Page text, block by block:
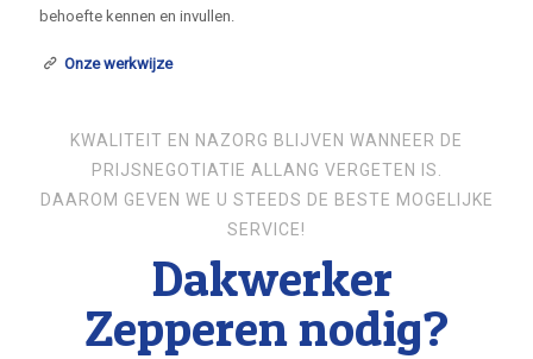
behoefte kennen en invullen.
Onze werkwijze
KWALITEIT EN NAZORG BLIJVEN WANNEER DE
PRIJSNEGOTIATIE ALLANG VERGETEN IS.
DAAROM GEVEN WE U STEEDS DE BESTE MOGELIJKE
SERVICE!
Dakwerker
Zepperen nodig?